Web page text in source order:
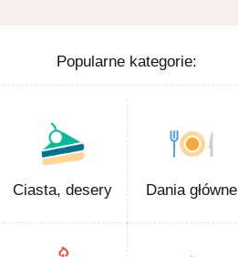
Popularne kategorie:
Ciasta, desery Dania główne